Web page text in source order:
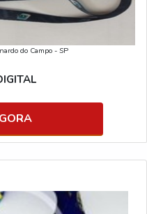
do Campo - SP